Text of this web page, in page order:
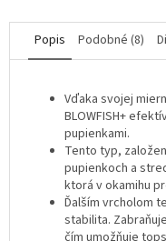
Popis Podobné (8)
Vďaka svojej
BLOWFISH+
pupienkami.
Tento typ,
pupienkoch a
ktorá v okamihu
Ďalším vrcholom
stabilita.